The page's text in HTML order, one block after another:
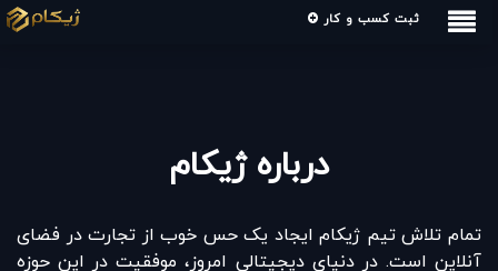
ثبت کسب و کار
درباره ژیکام
تمام تلاش تیم ژیکام ایجاد یک حس خوب از تجارت در فضای
آنلاین است. در دنیای دیجیتالی امروز، موفقیت در این حوزه